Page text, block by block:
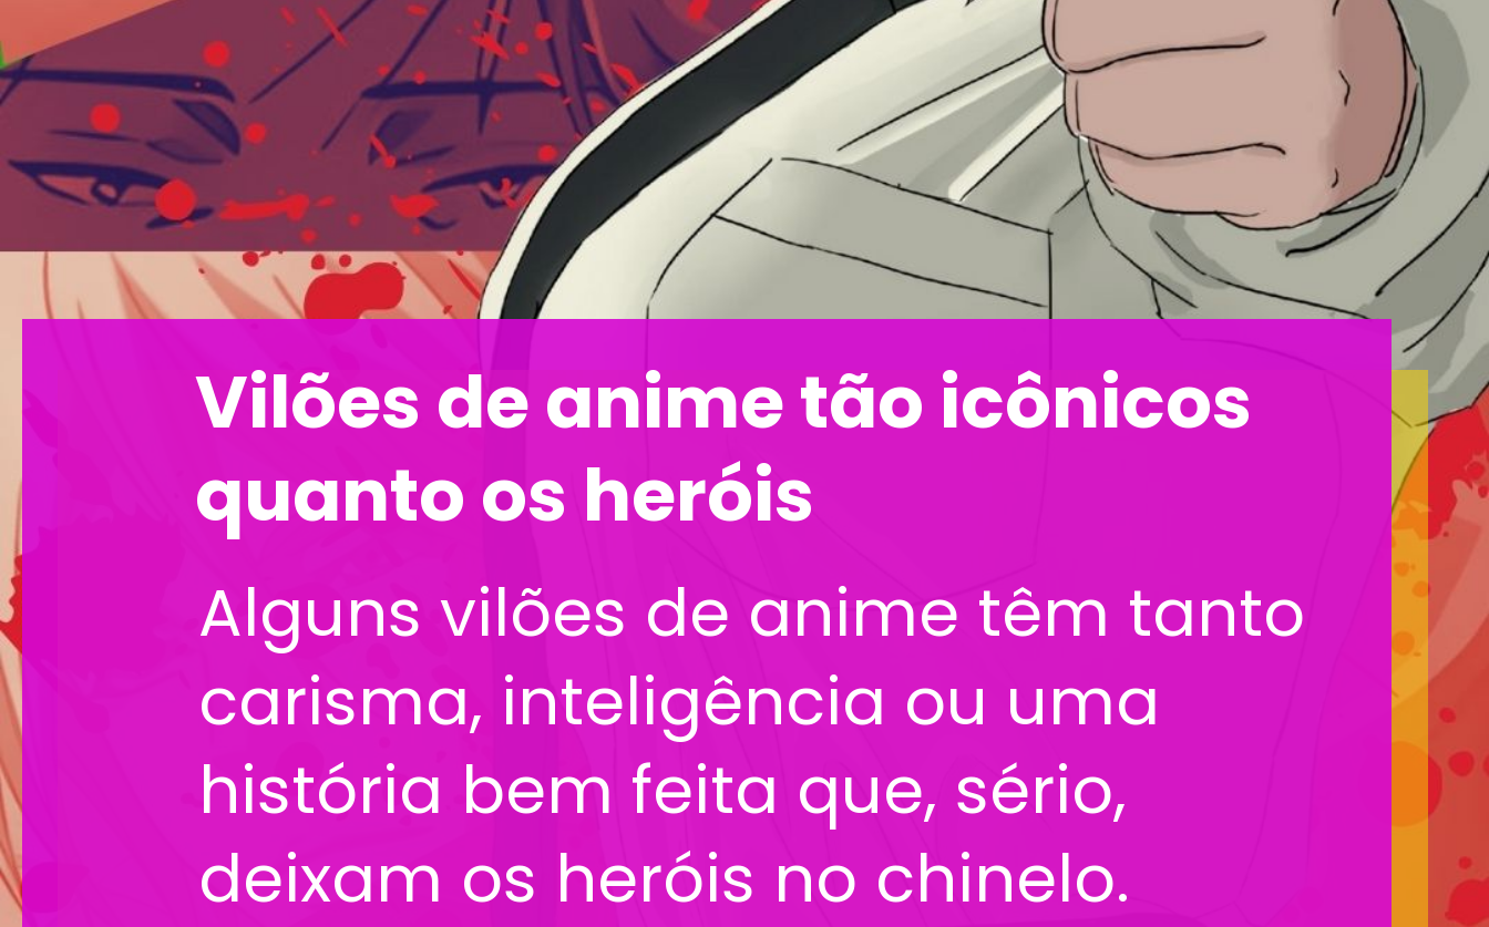
Vilões de anime tão icônicos
quanto os heróis
Alguns vilões de anime têm tanto
carisma, inteligência ou uma
história bem feita que, sério,
deixam os heróis no chinelo.